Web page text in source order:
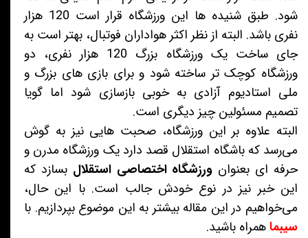
شود. طبق شنیده ها این ورزشگاه قرار است 120 هزار
نفری باشد. البته از نظر اکثر هواداران فوتبال، بهتر است به
جای ساخت یک ورزشگاه بزرگ 120 هزار نفری، دو
ورزشگاه کوچک تر ساخته شود و برای بازی های بزرگ و
ملی استادیوم آزادی به خوبی بازسازی شود اما گویا
تصمیم مسئولین چیز دیگری است.
البته علاوه بر این ورزشگاه، صحبت هایی نیز به گوش
می‌رسد که باشگاه استقلال قصد دارد یک ورزشگاه مدرن و
حرفه ای بعنوان ورزشگاه اختصاصی استقلال بسازد که
این خبر نیز در نوع خودش جالب است. با این حال،
می‌خواهیم در این مقاله بیشتر به این موضوع بپردازیم. با
سیبماهمراه باشید.